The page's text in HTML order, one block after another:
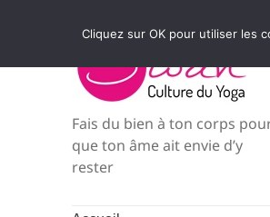
Fais du bien à ton corps
que ton âme ait envie d’y
rester
Cliquez sur OK pour utiliser les